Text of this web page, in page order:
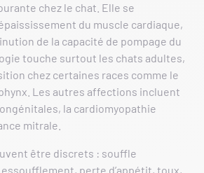
chez le chat. Elle se
du muscle cardiaque,
de la capacité de pompage du
touche surtout les chats adultes,
chez certaines races comme le
Les autres affections incluent
la cardiomyopathie
mitrale.
être discrets : souffle
perte d’appétit, toux,